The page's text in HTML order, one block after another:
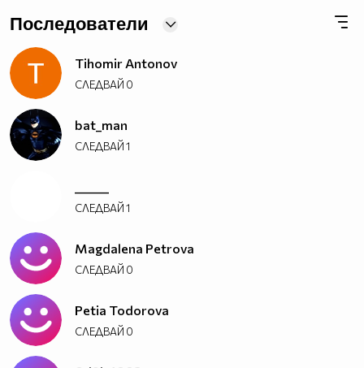
продължение на три часа всяка седмица.
Гледайте предаването и в:
Последователи
Tihomir Antonov
СЛЕДВАЙ 0
bat_man
СЛЕДВАЙ1
СЛЕДВАЙ1
Magdalena Petrova
СЛЕДВАЙ 0
Petia Todorova
СЛЕДВАЙ 0